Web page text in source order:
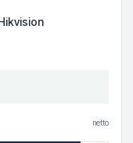
netto